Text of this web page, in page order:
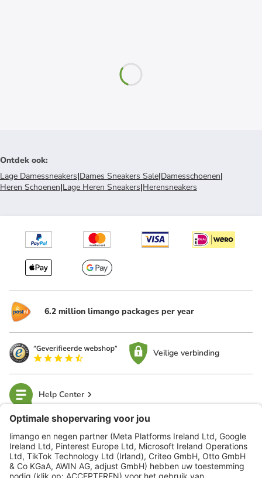
Ontdek ook:
Lage Damessneakers|Dames Sneakers Sale|Damesschoenen|
Heren Schoenen|Lage Heren Sneakers|Herensneakers
6.2 million limango packages per year
Veilige verbinding
Help Center
limango
Veilig winkelen